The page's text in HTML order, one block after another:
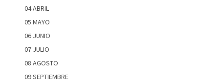
04 ABRIL
05 MAYO
06 JUNIO
07 JULIO
08 AGOSTO
09 SEPTIEMBRE